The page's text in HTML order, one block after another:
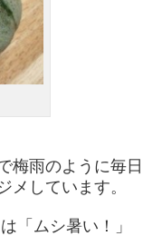
梅雨のように毎日
メしています。
「ムシ暑い！」